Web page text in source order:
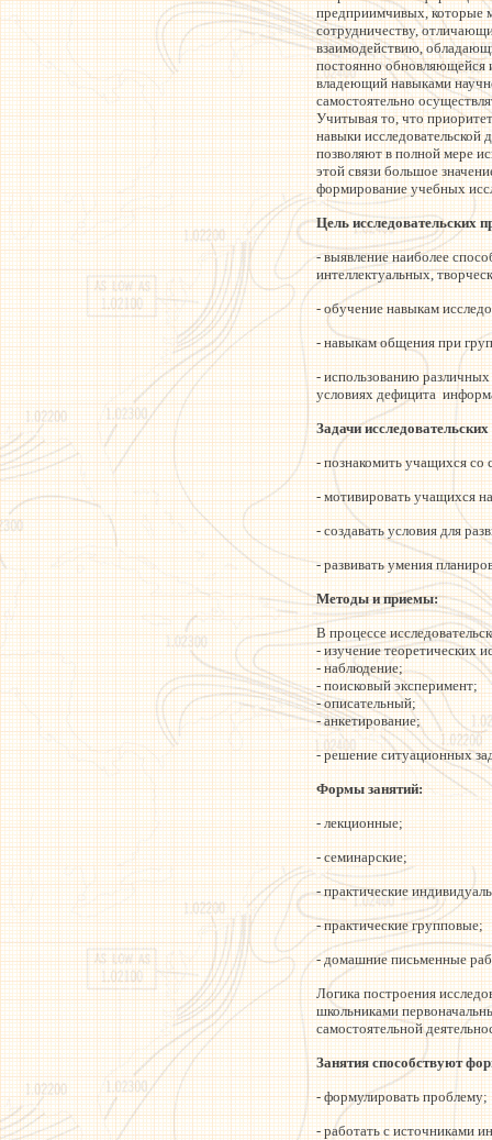
предприимчивых, которые
сотрудничеству,
взаимодействию,
постоянно обновляющейся
владеющий навыками
самостоятельно
Учитывая то, что
навыки исследовательской
позволяют в полной мере
этой связи большое
формирование учебных
Цель исследовательских
- выявление наиболее
интеллектуальных,
- обучение навыкам
- навыкам общения при
- использованию
условиях дефицита
Задачи
- познакомить учащихся со
- мотивировать учащихся
- создавать условия для
- развивать умения
Методы и приемы:
В процессе
- изучение теоретических
- наблюдение;
- поисковый эксперимент;
- описательный;
- анкетирование;
- решение ситуационных
Формы занятий:
- лекционные;
- семинарские;
- практические
- практические групповые;
- домашние письменные
Логика построения
школьниками
самостоятельной
Занятия способствуют
- формулировать проблему;
- работать с источниками